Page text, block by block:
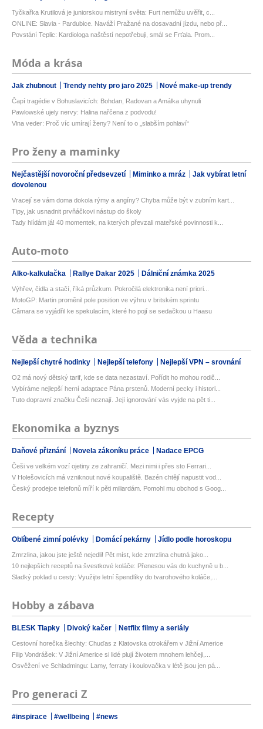
Tyčkařka Krutilová je juniorskou mistryní světa: Furt nemůžu uvěřit, c...
ONLINE: Slavia - Pardubice. Naváží Pražané na dosavadní jízdu, nebo př...
Povstání Teplic: Kardiologa naštěstí nepotřebuji, smál se Frťala. Prom...
Móda a krása
Jak zhubnout Trendy nehty pro jaro 2025 Nové make-up trendy
Čapí tragédie v Bohuslavicích: Bohdan, Radovan a Amálka uhynuli
Pawlowské ujely nervy: Halina nařčena z podvodu!
Vlna veder: Proč víc umírají ženy? Není to o „slabším pohlaví“
Pro ženy a maminky
Nejčastější novoroční předsevzetí Miminko a mráz
Jak vybírat letní
dovolenou
Vracejí se vám doma dokola rýmy a angíny? Chyba může být v zubním kart...
Tipy, jak usnadnit prvňáčkovi nástup do školy
Tady hlídám já! 40 momentek, na kterých převzali mateřské povinnosti k...
Auto-moto
Alko-kalkulačka Rallye Dakar 2025 Dálniční známka 2025
Výhřev, čidla a stačí, říká průzkum. Pokročilá elektronika není priori...
MotoGP: Martin proměnil pole position ve výhru v britském sprintu
Câmara se vyjádřil ke spekulacím, které ho pojí se sedačkou u Haasu
Věda a technika
Nejlepší chytré hodinky Nejlepší telefony Nejlepší VPN – srovnání
O2 má nový dětský tarif, kde se data nezastaví. Pořídit ho mohou rodič...
Vybíráme nejlepší herní adaptace Pána prstenů. Moderní pecky i histori...
Tuto dopravní značku Češi neznají. Její ignorování vás vyjde na pět ti...
Ekonomika a byznys
Daňové přiznání Novela zákoníku práce Nadace EPCG
Češi ve velkém vozí ojetiny ze zahraničí. Mezi nimi i přes sto Ferrari...
V Holešovicích má vzniknout nové koupaliště. Bazén chtějí napustit vod...
Český prodejce telefonů míří k pěti miliardám. Pomohl mu obchod s Goog...
Recepty
Oblíbené zimní polévky Domácí pekárny Jídlo podle horoskopu
Zmrzlina, jakou jste ještě nejedli! Pět míst, kde zmrzlina chutná jako...
10 nejlepších receptů na švestkové koláče: Přenesou vás do kuchyně u b...
Sladký poklad u cesty: Využijte letní špendlíky do tvarohového koláče,...
Hobby a zábava
BLESK Tlapky Divoký kačer Netflix filmy a seriály
Cestovní horečka šlechty: Chuďas z Klatovska otrokářem v Jižní Americe
Filip Vondrášek: V Jižní Americe si lidé plují životem mnohem lehčeji,...
Osvěžení ve Schladmingu: Lamy, ferraty i koulovačka v létě jsou jen pá...
Pro generaci Z
#inspirace #wellbeing #news